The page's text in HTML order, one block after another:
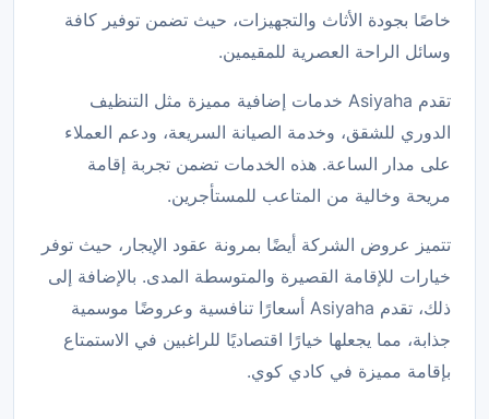
خاصًا بجودة الأثاث والتجهيزات، حيث تضمن توفير كافة
وسائل الراحة العصرية للمقيمين.
تقدم Asiyaha خدمات إضافية مميزة مثل التنظيف
الدوري للشقق، وخدمة الصيانة السريعة، ودعم العملاء
على مدار الساعة. هذه الخدمات تضمن تجربة إقامة
مريحة وخالية من المتاعب للمستأجرين.
تتميز عروض الشركة أيضًا بمرونة عقود الإيجار، حيث توفر
خيارات للإقامة القصيرة والمتوسطة المدى. بالإضافة إلى
ذلك، تقدم Asiyaha أسعارًا تنافسية وعروضًا موسمية
جذابة، مما يجعلها خيارًا اقتصاديًا للراغبين في الاستمتاع
بإقامة مميزة في كادي كوي.